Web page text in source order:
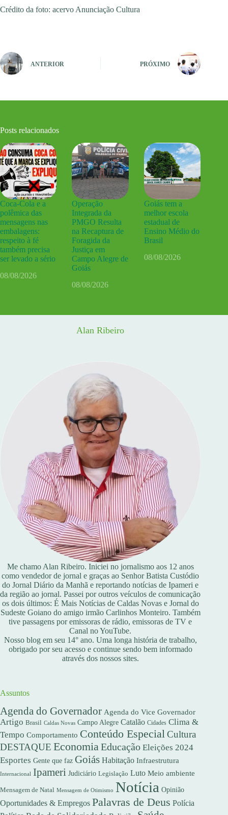
Crédito da foto: acervo Anunciação Cultura
ANTERIOR PRÓXIMO
Posts relacionados
Coca-Cola e a
polêmica das
mensagens nas
embalagens:
respeito à fé
também precisa
ser levado a sério
08/08/2026
Operação
Integrada da
PMGO Resulta
na Recaptura de
Foragida da
Justiça em
Campo Alegre de
Goiás
08/08/2026
Goiás tem a
melhor escola
estadual de
Ensino Médio do
Brasil
08/08/2026
Alan Ribeiro
Me chamo Alan Ribeiro. Iniciei no jornalismo aos 12 anos
como vendedor de jornal e graças ao Senhor Batista Custódio
do Jornal Diário da Manhã e reportando notícias de Ipameri e
da região ao jornal. Passei por outros veículos de comunicação
os dois últimos: É Mais Notícias de Caldas Novas e Jornal do
Sudeste Goiano do amigo irmão Carlinhos Monteiro. Também
tive passagens por emissoras de rádio, emissoras de TV e
Canal no YouTube.
Nosso blog em seu 14° ano. Uma longa história de trabalho,
obrigado por seu acesso e continue sendo bem informado
através dos nossos sites.
Assuntos
Agenda do Governador Agenda do Vice Governador
Artigo Brasil Caldas Novas Campo Alegre Catalão Cidades Clima &
Tempo Comportamento Conteúdo EspecialCultura
DESTAQUE EconomiaEducação Eleições 2024
Esportes Gente que faz Goiás Habitação Infraestrutura
Internacional Ipameri Judiciário Legislação Luto Meio ambiente
Mensagem de Natal Mensagem de Otimismo Notícia Opinião
Oportunidades & Empregos Palavras de Deus Polícia